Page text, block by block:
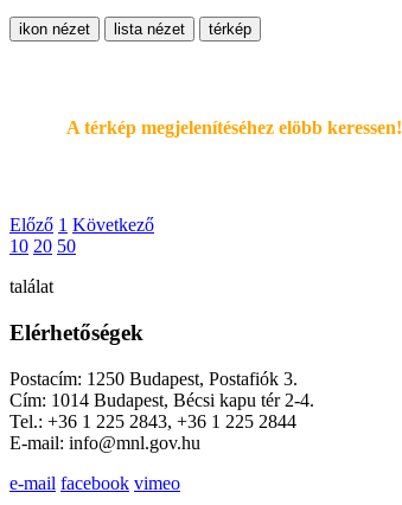
ikon nézet lista nézet térkép
A térkép megjelenítéséhez elöbb keressen!
Előző 1 Következő
10 20 50
találat
Elérhetőségek
Postacím: 1250 Budapest, Postafiók 3.
Cím: 1014 Budapest, Bécsi kapu tér 2-4.
Tel.: +36 1 225 2843, +36 1 225 2844
E-mail: info@mnl.gov.hu
e-mail facebook vimeo